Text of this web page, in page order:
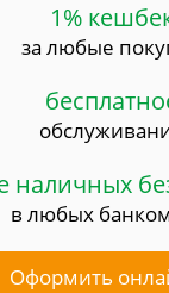
1%
за любые
наличных
в любых
Оформить